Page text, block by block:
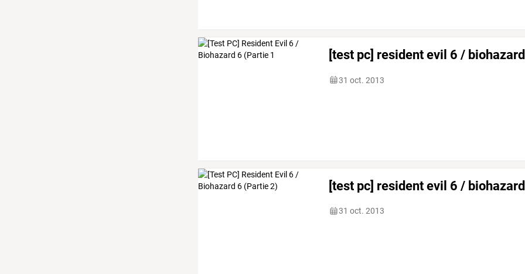
[test pc] resident evil 6 /
31 oct. 2013
[test pc] resident evil 6 /
31 oct. 2013